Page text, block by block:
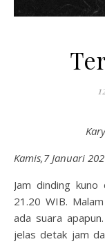
Kamis,7 Januari
Jam dinding kuno
21.20 WIB.
ada suara
jelas detak jam